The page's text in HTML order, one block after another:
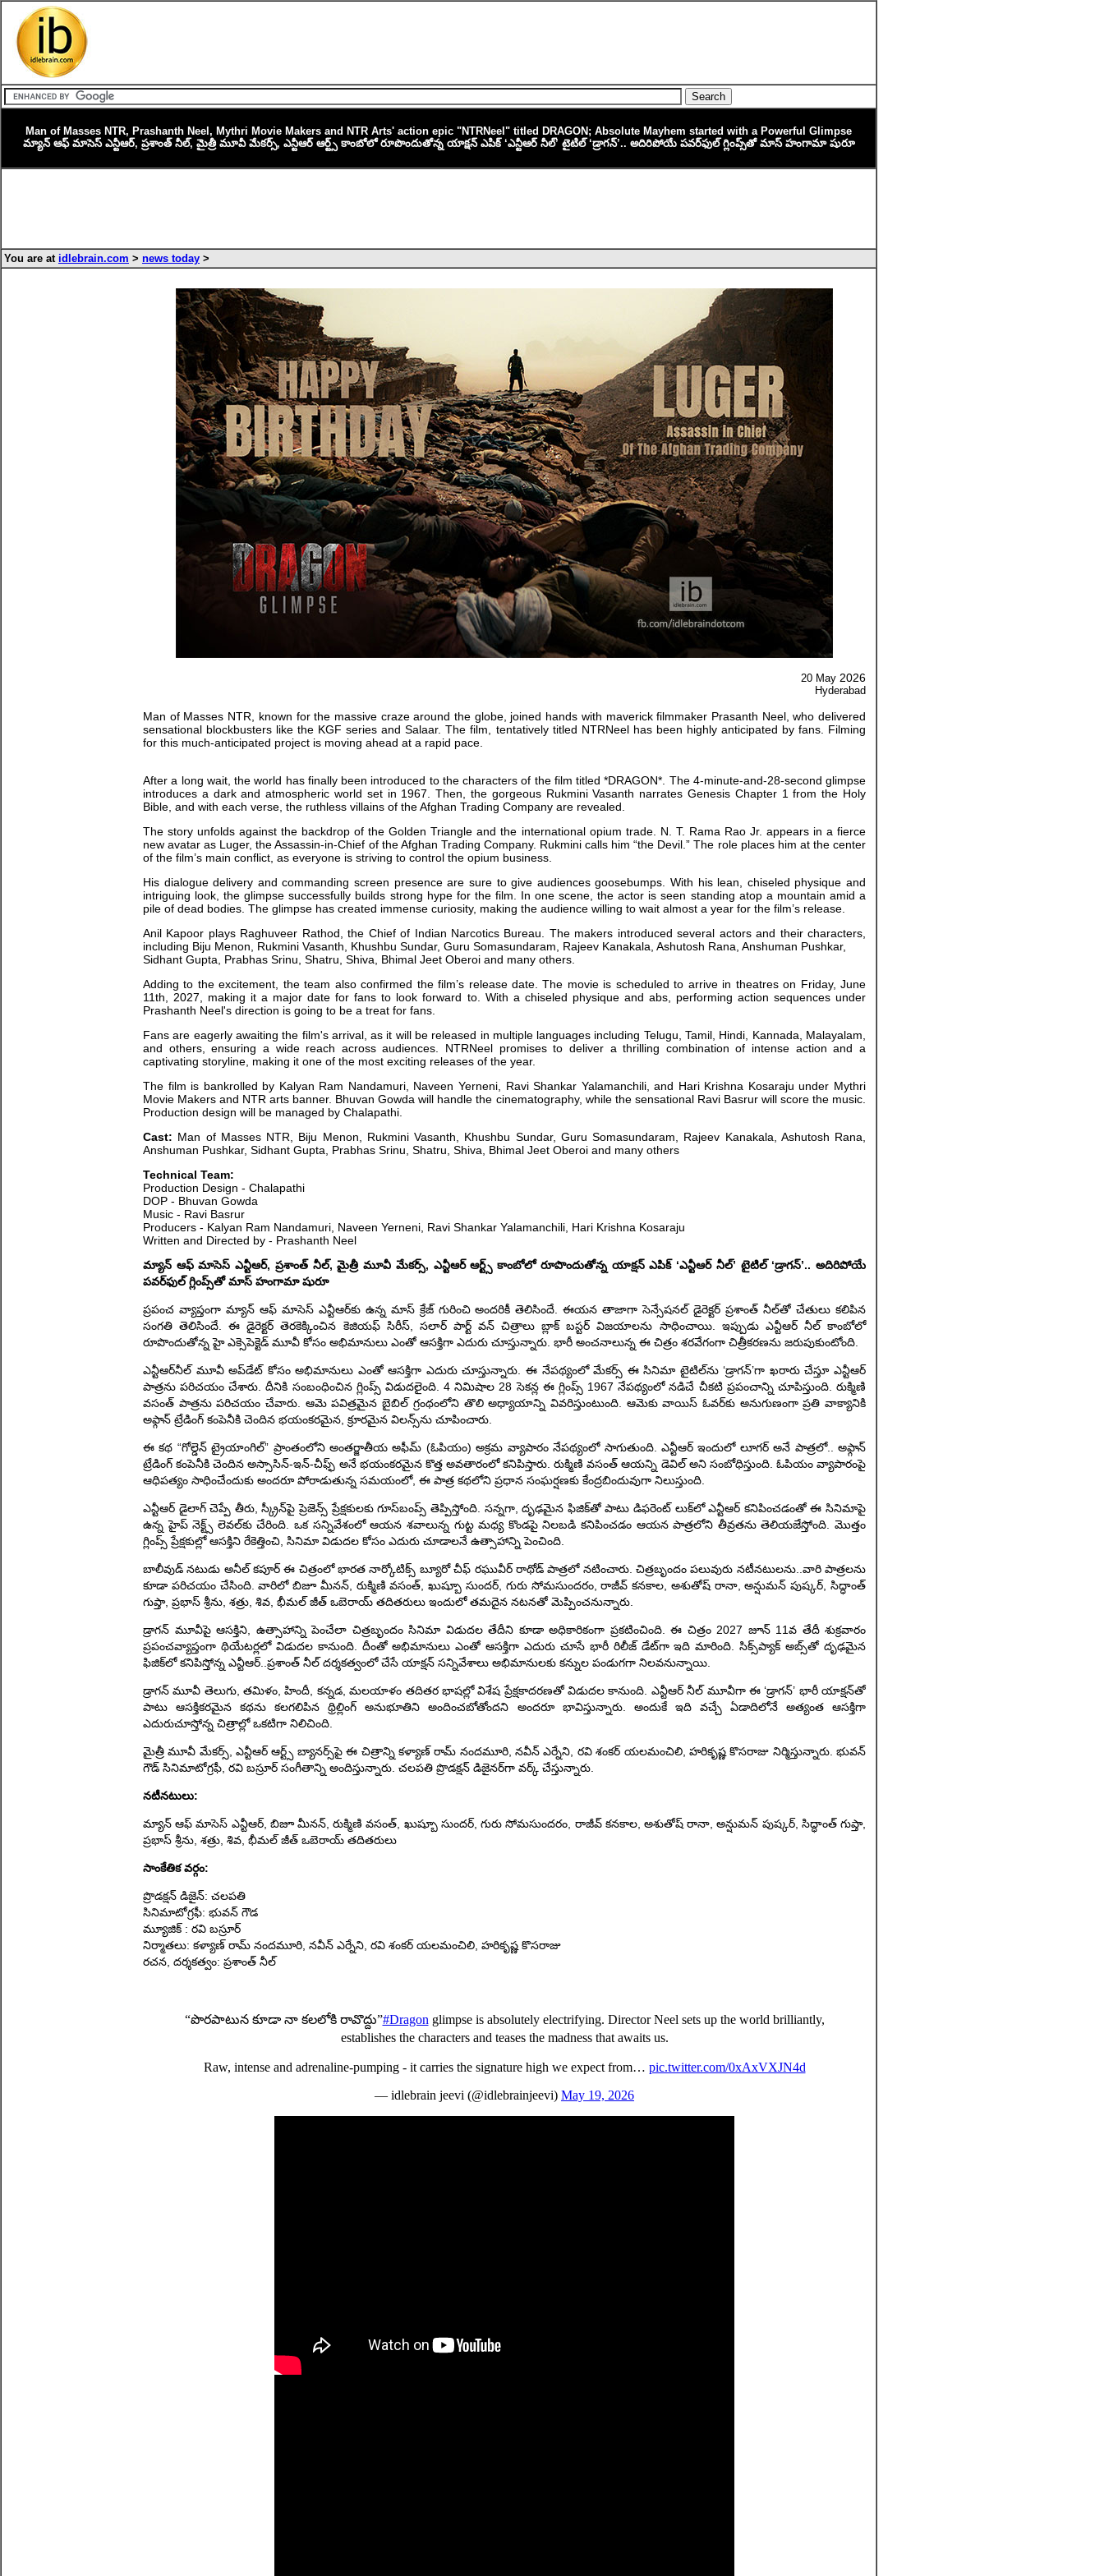
Man of Masses NTR, Prashanth Neel, Mythri Movie Makers and NTR Arts' action epic "NTRNeel" titled DRAGON; Absolute Mayhem started with a Powerful Glimpse
మ్యాన్ ఆఫ్ మాసెస్ ఎన్టీఆర్‌, ప్ర‌శాంత్ నీల్, మైత్రీ మూవీ మేక‌ర్స్‌, ఎన్టీఆర్ ఆర్ట్స్ కాంబోలో రూపొందుతోన్న యాక్ష‌న్ ఎపిక్ ‘ఎన్టీఆర్ నీల్’ టైటిల్ ‘డ్రాగ‌న్‌’.. అదిరిపోయే పవర్‌ఫుల్ గ్లింప్స్‌తో మాస్ హంగామా షురూ
You are at idlebrain.com > news today >
20 May 2026
Hyderabad
Man of Masses NTR, known for the massive craze around the globe, joined hands with maverick filmmaker Prasanth Neel, who delivered
sensational blockbusters like the KGF series and Salaar. The film, tentatively titled NTRNeel has been highly anticipated by fans. Filming
for this much-anticipated project is moving ahead at a rapid pace.
After a long wait, the world has finally been introduced to the characters of the film titled *DRAGON*. The 4-minute-and-28-second glimpse
introduces a dark and atmospheric world set in 1967. Then, the gorgeous Rukmini Vasanth narrates Genesis Chapter 1 from the Holy
Bible, and with each verse, the ruthless villains of the Afghan Trading Company are revealed.
The story unfolds against the backdrop of the Golden Triangle and the international opium trade. N. T. Rama Rao Jr. appears in a fierce
new avatar as Luger, the Assassin-in-Chief of the Afghan Trading Company. Rukmini calls him “the Devil.” The role places him at the center
of the film’s main conflict, as everyone is striving to control the opium business.
His dialogue delivery and commanding screen presence are sure to give audiences goosebumps. With his lean, chiseled physique and
intriguing look, the glimpse successfully builds strong hype for the film. In one scene, the actor is seen standing atop a mountain amid a
pile of dead bodies. The glimpse has created immense curiosity, making the audience willing to wait almost a year for the film’s release.
Anil Kapoor plays Raghuveer Rathod, the Chief of Indian Narcotics Bureau. The makers introduced several actors and their characters,
including Biju Menon, Rukmini Vasanth, Khushbu Sundar, Guru Somasundaram, Rajeev Kanakala, Ashutosh Rana, Anshuman Pushkar,
Sidhant Gupta, Prabhas Srinu, Shatru, Shiva, Bhimal Jeet Oberoi and many others.
Adding to the excitement, the team also confirmed the film’s release date. The movie is scheduled to arrive in theatres on Friday, June
11th, 2027, making it a major date for fans to look forward to. With a chiseled physique and abs, performing action sequences under
Prashanth Neel's direction is going to be a treat for fans.
Fans are eagerly awaiting the film's arrival, as it will be released in multiple languages including Telugu, Tamil, Hindi, Kannada, Malayalam,
and others, ensuring a wide reach across audiences. NTRNeel promises to deliver a thrilling combination of intense action and a
captivating storyline, making it one of the most exciting releases of the year.
The film is bankrolled by Kalyan Ram Nandamuri, Naveen Yerneni, Ravi Shankar Yalamanchili, and Hari Krishna Kosaraju under Mythri
Movie Makers and NTR arts banner. Bhuvan Gowda will handle the cinematography, while the sensational Ravi Basrur will score the music.
Production design will be managed by Chalapathi.
Cast: Man of Masses NTR, Biju Menon, Rukmini Vasanth, Khushbu Sundar, Guru Somasundaram, Rajeev Kanakala, Ashutosh Rana,
Anshuman Pushkar, Sidhant Gupta, Prabhas Srinu, Shatru, Shiva, Bhimal Jeet Oberoi and many others
Technical Team:
Production Design - Chalapathi
DOP - Bhuvan Gowda
Music - Ravi Basrur
Producers - Kalyan Ram Nandamuri, Naveen Yerneni, Ravi Shankar Yalamanchili, Hari Krishna Kosaraju
Written and Directed by - Prashanth Neel
మ్యాన్ ఆఫ్ మాసెస్ ఎన్టీఆర్‌, ప్ర‌శాంత్ నీల్, మైత్రీ మూవీ మేక‌ర్స్‌, ఎన్టీఆర్ ఆర్ట్స్ కాంబోలో రూపొందుతోన్న యాక్ష‌న్ ఎపిక్ ‘ఎన్టీఆర్ నీల్’ టైటిల్ ‘డ్రాగ‌న్‌’.. అదిరిపోయే
పవర్‌ఫుల్ గ్లింప్స్‌తో మాస్ హంగామా షురూ
ప్ర‌పంచ వ్యాప్తంగా మ్యాన్ ఆఫ్ మాసెస్ ఎన్టీఆర్‌కు ఉన్న మాస్ క్రేజ్ గురించి అంద‌రికీ తెలిసిందే. ఈయ‌న తాజాగా సెన్సేష‌న‌ల్ డైరెక్ట‌ర్ ప్ర‌శాంత్ నీల్‌తో చేతులు క‌లిపిన
సంగ‌తి తెలిసిందే. ఈ డైరెక్ట‌ర్ తెర‌కెక్కించిన‌ కెజియ‌ఫ్ సిరీస్‌, స‌లార్ పార్ట్ వ‌న్ చిత్రాలు బ్లాక్ బ‌స్ట‌ర్ విజ‌యాల‌ను సాధించాయి. ఇప్పుడు ఎన్టీఆర్ నీల్ కాంబోలో
రూపొందుతోన్న హై ఎక్సెపెక్టెడ్ మూవీ కోసం అభిమానులు ఎంతో ఆస‌క్తిగా ఎదురు చూస్తున్నారు. భారీ అంచ‌నాలున్న ఈ చిత్రం శ‌ర‌వేగంగా చిత్రీక‌ర‌ణ‌ను జ‌రుపుకుంటోంది.
ఎన్టీఆర్‌నీల్ మూవీ అప్‌డేట్ కోసం అభిమానులు ఎంతో ఆస‌క్తిగా ఎదురు చూస్తున్నారు. ఈ నేప‌థ్యంలో మేక‌ర్స్ ఈ సినిమా టైటిల్‌ను ‘డ్రాగ‌న్‌’గా ఖరారు చేస్తూ ఎన్టీఆర్
పాత్ర‌ను ప‌రిచ‌యం చేశారు. దీనికి సంబంధించిన గ్లింప్స్ విడుద‌లైంది. 4 నిమిషాల 28 సెక‌న్ల ఈ గ్లింప్స్ 1967 నేపథ్యంలో నడిచే చీకటి ప్రపంచాన్ని చూపిస్తుంది. రుక్మిణి
వ‌సంత్ పాత్ర‌ను ప‌రిచ‌యం చేవారు. ఆమె ప‌విత్ర‌మైన‌ బైబిల్ గ్రంథంలోని తొలి అధ్యాయాన్ని వివ‌రిస్తుంటుంది. ఆమెకు వాయిస్ ఓవ‌ర్‌కు అనుగుణంగా ప్ర‌తి వాక్యానికి
అఫ్గాన్ ట్రేడింగ్ కంపెనీకి చెందిన భ‌యంక‌ర‌మైన‌, క్రూర‌మైన విల‌న్స్‌ను చూపించారు.
ఈ కథ “గోల్డెన్ ట్రైయాంగిల్” ప్రాంతంలోని అంతర్జాతీయ అఫీమ్ (ఓపియం) అక్రమ వ్యాపారం నేపథ్యంలో సాగుతుంది. ఎన్టీఆర్ ఇందులో లూగర్ అనే పాత్రలో.. అఫ్గాన్
ట్రేడింగ్ కంపెనీకి చెందిన అస్సాసిన్-ఇన్-చీఫ్ఫ్ అనే భయంకరమైన కొత్త అవతారంలో కనిపిస్తారు. రుక్మిణి వ‌సంత్ ఆయ‌న్ని డెవిల్ అని సంబోధిస్తుంది. ఓపియం వ్యాపారంపై
ఆధిపత్యం సాధించేందుకు అందరూ పోరాడుతున్న సమయంలో, ఈ పాత్ర కథలోని ప్రధాన సంఘర్షణకు కేంద్రబిందువుగా నిలుస్తుంది.
ఎన్టీఆర్‌ డైలాగ్ చెప్పే తీరు, స్క్రీన్‌పై ప్రెజెన్స్ ప్రేక్షకులకు గూస్‌బంప్స్ తెప్పిస్తోంది. సన్నగా, దృఢమైన‌ ఫిజిక్‌తో పాటు డిఫ‌రెంట్‌ లుక్‌లో ఎన్టీఆర్ కనిపించడంతో ఈ సినిమాపై
ఉన్న హైప్ నెక్ట్స్ లెవ‌ల్‌కు చేరింది. ఒక సన్నివేశంలో ఆయన శ‌వాలున్న‌ గుట్ట మధ్య కొండపై నిలబడి కనిపించడం ఆయ‌న పాత్ర‌లోని తీవ్ర‌త‌ను తెలియ‌జేస్తోంది. మొత్తం
గ్లింప్స్ ప్రేక్షకుల్లో ఆసక్తిని రేకెత్తించి, సినిమా విడుదల కోసం ఎదురు చూడాలనే ఉత్సాహాన్ని పెంచింది.
బాలీవుడ్ న‌టుడు అనీల్ క‌పూర్ ఈ చిత్రంలో భారత నార్కోటిక్స్ బ్యూరో చీఫ్ రఘువీర్ రాథోడ్ పాత్రలో న‌టించారు. చిత్రబృందం పలువురు నటీనటులను..వారి పాత్రలను
కూడా పరిచయం చేసింది. వారిలో బిజూ మీన‌న్‌, రుక్మిణి వ‌సంత్, ఖుష్బూ సుంద‌ర్‌, గురు సోమ‌సుంద‌రం, రాజీవ్ క‌న‌కాల‌, అశుతోష్ రానా, అన్షుమ‌న్ పుష్క‌ర్‌, సిద్ధాంత్
గుప్తా, ప్ర‌భాస్ శ్రీను, శ‌త్రు, శివ, భీమ‌ల్ జీత్ ఒబెరాయ్ త‌దిత‌రులు ఇందులో త‌మదైన న‌ట‌న‌తో మెప్పించ‌నున్నారు.
డ్రాగ‌న్ మూవీపై ఆస‌క్తిని, ఉత్సాహాన్ని పెంచేలా చిత్రబృందం సినిమా విడుదల తేదీని కూడా అధికారికంగా ప్రకటించింది. ఈ చిత్రం 2027 జూన్ 11వ తేదీ శుక్రవారం
ప్రపంచవ్యాప్తంగా థియేటర్లలో విడుదల కానుంది. దీంతో అభిమానులు ఎంతో ఆసక్తిగా ఎదురు చూసే భారీ రిలీజ్ డేట్‌గా ఇది మారింది. సిక్స్‌ప్యాక్ అబ్స్‌తో దృఢమైన
ఫిజిక్‌లో కనిపిస్తోన్న ఎన్టీఆర్‌..ప్ర‌శాంత్ నీల్ దర్శకత్వంలో చేసే యాక్షన్ సన్నివేశాలు అభిమానులకు కన్నుల పండుగగా నిలవనున్నాయి.
డ్రాగ‌న్ మూవీ తెలుగు, తమిళం, హిందీ, కన్నడ, మలయాళం తదితర భాషల్లో విశేష ప్రేక్ష‌కాద‌ర‌ణ‌తో విడుదల కానుంది. ఎన్టీఆర్ నీల్ మూవీగా ఈ ‘డ్రాగ‌న్‌’ భారీ యాక్షన్‌తో
పాటు ఆసక్తికరమైన కథను కలగలిపిన థ్రిల్లింగ్ అనుభూతిని అందించబోతోందని అంద‌రూ భావిస్తున్నారు. అందుకే ఇది వ‌చ్చే ఏడాదిలోనే అత్యంత ఆసక్తిగా
ఎదురుచూస్తోన్న‌ చిత్రాల్లో ఒకటిగా నిలిచింది.
మైత్రీ మూవీ మేక‌ర్స్, ఎన్టీఆర్ ఆర్ట్స్ బ్యానర్స్‌పై ఈ చిత్రాన్ని క‌ళ్యాణ్ రామ్ నంద‌మూరి, న‌వీన్ ఎర్నేని, ర‌వి శంక‌ర్ య‌ల‌మంచిలి, హ‌రికృష్ణ కొస‌రాజు నిర్మిస్తున్నారు. భువ‌న్
గౌడ్ సినిమాటోగ్ర‌ఫీ, ర‌వి బ‌స్రూర్ సంగీతాన్ని అందిస్తున్నారు. చ‌ల‌ప‌తి ప్రొడ‌క్ష‌న్ డిజైన‌ర్‌గా వ‌ర్క్ చేస్తున్నారు.
న‌టీన‌టులు:
మ్యాన్ ఆఫ్ మాసెస్ ఎన్టీఆర్‌, బిజూ మీన‌న్‌, రుక్మిణి వ‌సంత్, ఖుష్బూ సుంద‌ర్‌, గురు సోమ‌సుంద‌రం, రాజీవ్ క‌న‌కాల‌, అశుతోష్ రానా, అన్షుమ‌న్ పుష్క‌ర్‌, సిద్ధాంత్ గుప్తా,
ప్ర‌భాస్ శ్రీను, శ‌త్రు, శివ‌, భీమ‌ల్ జీత్ ఒబెరాయ్ త‌దిత‌రులు
సాంకేతిక వ‌ర్గం:
ప్రొడ‌క్ష‌న్ డిజైన్‌: చ‌ల‌ప‌తి
సినిమాటోగ్ర‌ఫీ: భువ‌న్ గౌడ‌
మ్యూజిక్ : ర‌వి బ‌స్రూర్‌
నిర్మాత‌లు: క‌ళ్యాణ్ రామ్ నంద‌మూరి, న‌వీన్ ఎర్నేని, ర‌వి శంక‌ర్ య‌ల‌మంచిలి, హ‌రికృష్ణ కొస‌రాజు
ర‌చ‌న‌, ద‌ర్శ‌క‌త్వం: ప్ర‌శాంత్ నీల్‌
“పొరపాటున కూడా నా కలలోకి రావొద్దు”#Dragon glimpse is absolutely electrifying. Director Neel sets up the world brilliantly,
establishes the characters and teases the madness that awaits us.
Raw, intense and adrenaline-pumping - it carries the signature high we expect from… pic.twitter.com/0xAxVXJN4d
— idlebrain jeevi (@idlebrainjeevi) May 19, 2026